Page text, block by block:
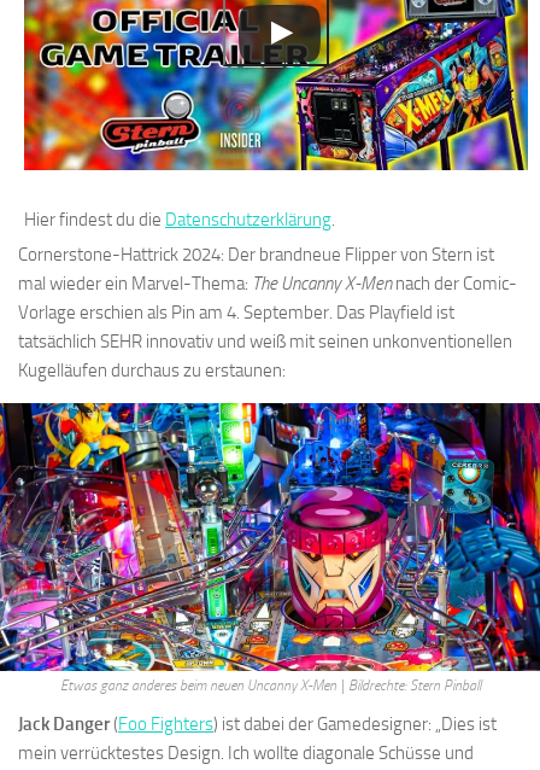
Hier findest du die Datenschutzerklärung
Cornerstone-Hattrick 2024: Der brandneue Flipper von Stern ist
mal wieder ein Marvel-Thema: The Uncanny X-Mennach der Comic-
Vorlage erschien als Pin am 4. September. Das Playfield ist
tatsächlich SEHR innovativ und weiß mit seinen unkonventionellen
Kugelläufen durchaus zu erstaunen:
Etwas ganz anderes beim neuen Uncanny X-Men| Bildrechte: Stern Pinball
Jack Danger(Foo Fighters) ist dabei der Gamedesigner: „Dies ist
mein verrücktestes Design. Ich wollte diagonale Schüsse und